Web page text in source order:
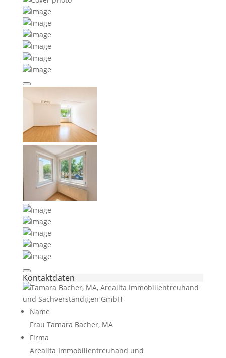
Kontaktdaten
Name
Frau Tamara Bacher, MA
Firma
Arealita Immobilientreuhand und